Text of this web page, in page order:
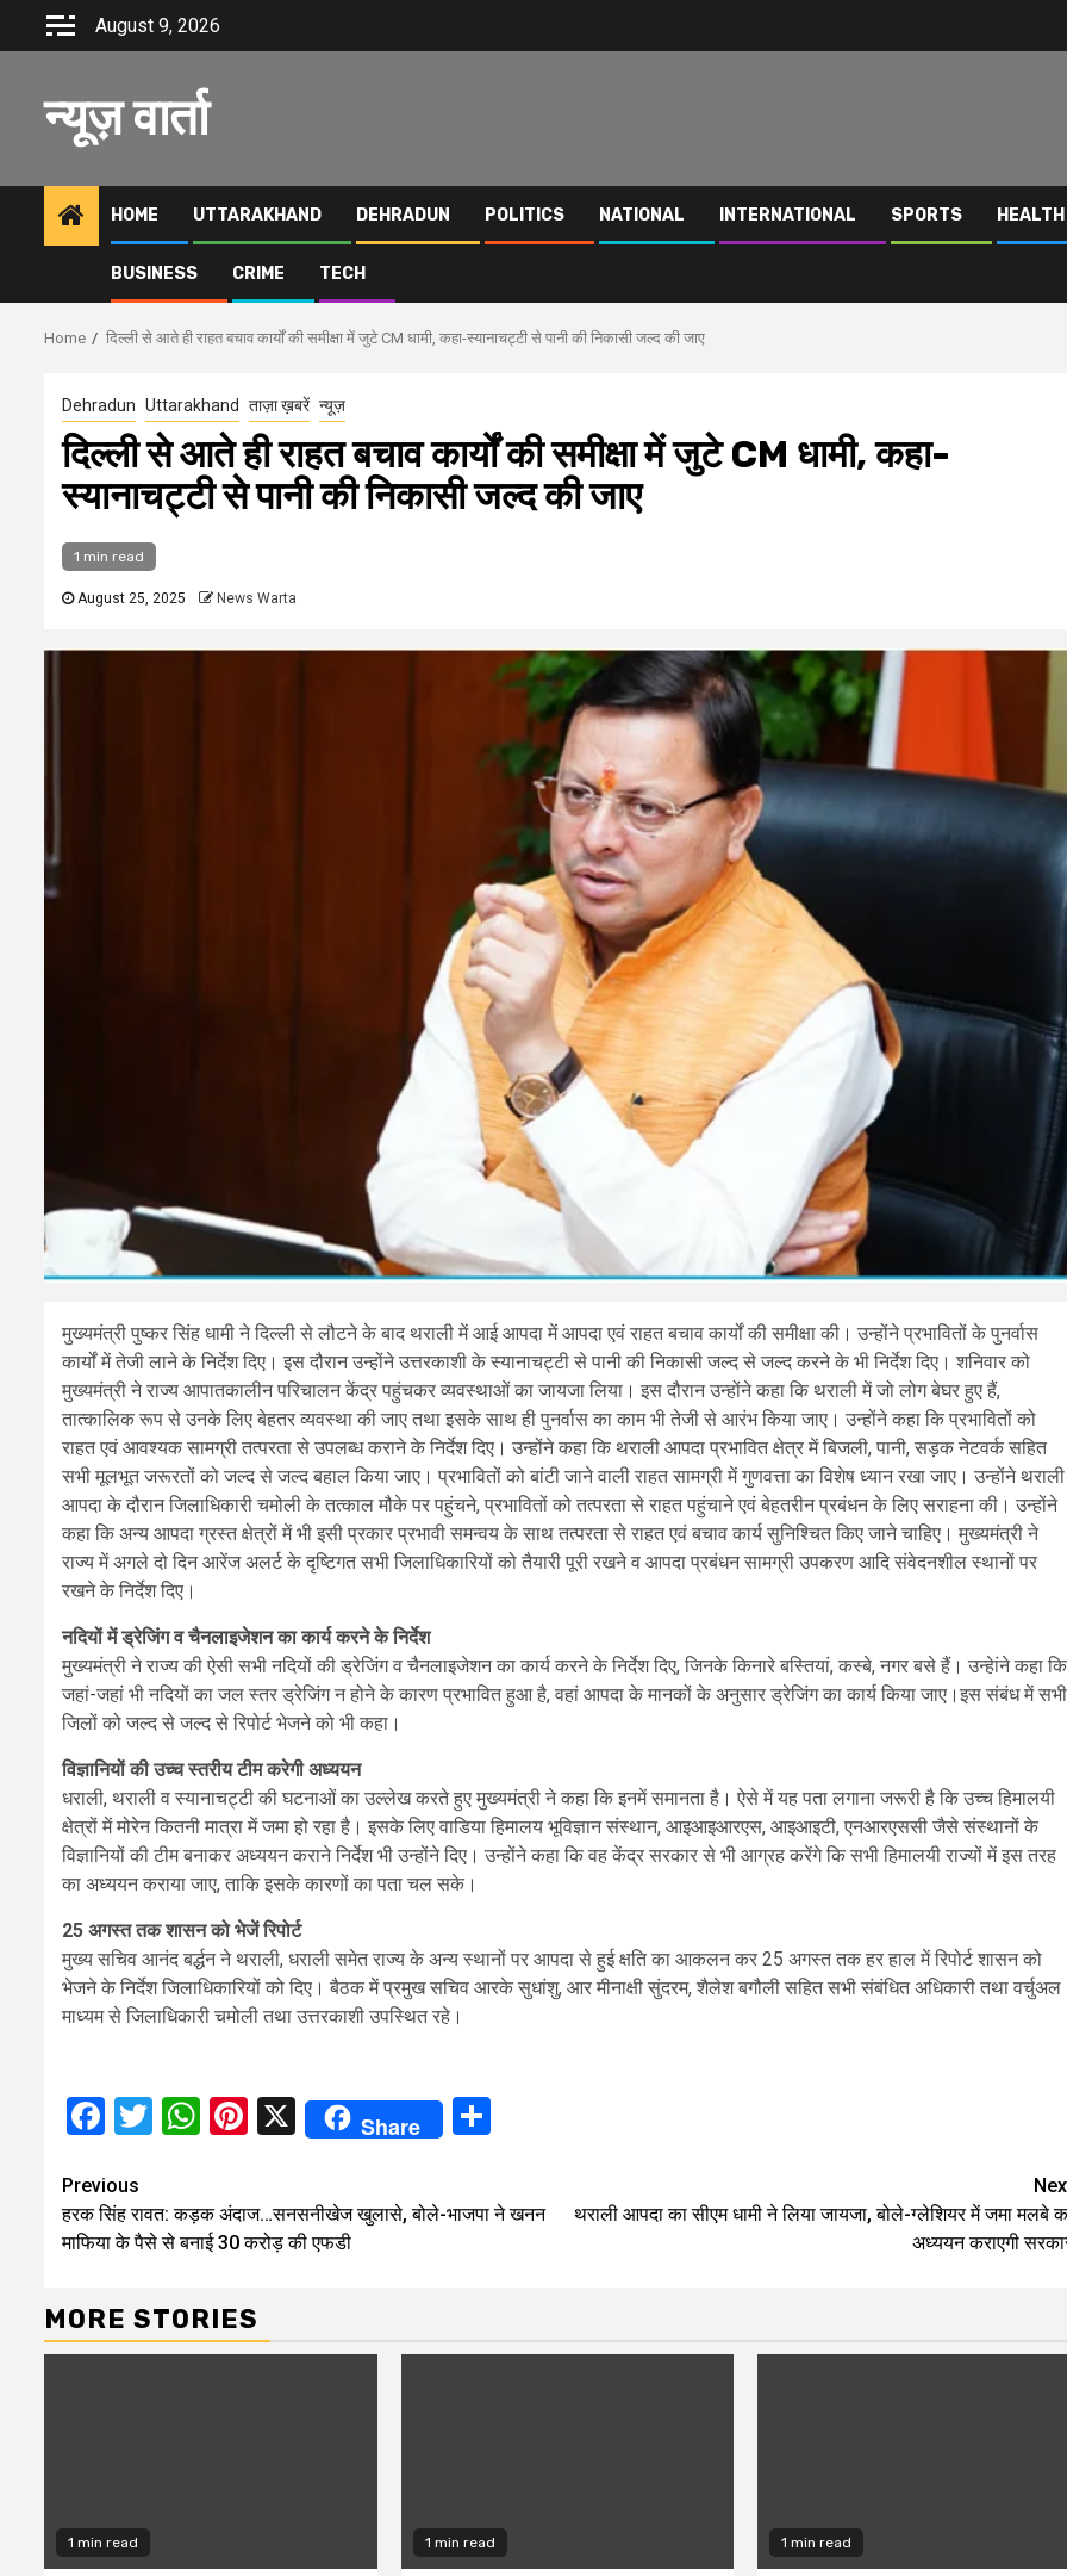
August 9, 2026
न्यूज़ वार्ता
HOME UTTARAKHAND DEHRADUN POLITICS NATIONAL INTERNATIONAL SPORTS HEALTH
BUSINESS CRIME TECH
Home दिल्ली से आते ही राहत बचाव कार्यों की समीक्षा में जुटे CM धामी, कहा-स्यानाचट्टी से पानी की निकासी जल्द की जाए
Dehradun Uttarakhand ताज़ा ख़बरें न्यूज़
दिल्ली से आते ही राहत बचाव कार्यों की समीक्षा में जुटे CM धामी, कहा-
स्यानाचट्टी से पानी की निकासी जल्द की जाए
1 min read
August 25, 2025 News Warta
मुख्यमंत्री पुष्कर सिंह धामी ने दिल्ली से लौटने के बाद थराली में आई आपदा में आपदा एवं राहत बचाव कार्यों की समीक्षा की। उन्होंने प्रभावितों के पुनर्वास
कार्यों में तेजी लाने के निर्देश दिए। इस दौरान उन्होंने उत्तरकाशी के स्यानाचट्टी से पानी की निकासी जल्द से जल्द करने के भी निर्देश दिए। शनिवार को
मुख्यमंत्री ने राज्य आपातकालीन परिचालन केंद्र पहुंचकर व्यवस्थाओं का जायजा लिया। इस दौरान उन्होंने कहा कि थराली में जो लोग बेघर हुए हैं,
तात्कालिक रूप से उनके लिए बेहतर व्यवस्था की जाए तथा इसके साथ ही पुनर्वास का काम भी तेजी से आरंभ किया जाए। उन्होंने कहा कि प्रभावितों को
राहत एवं आवश्यक सामग्री तत्परता से उपलब्ध कराने के निर्देश दिए। उन्होंने कहा कि थराली आपदा प्रभावित क्षेत्र में बिजली, पानी, सड़क नेटवर्क सहित
सभी मूलभूत जरूरतों को जल्द से जल्द बहाल किया जाए। प्रभावितों को बांटी जाने वाली राहत सामग्री में गुणवत्ता का विशेष ध्यान रखा जाए। उन्होंने थराली
आपदा के दौरान जिलाधिकारी चमोली के तत्काल मौके पर पहुंचने, प्रभावितों को तत्परता से राहत पहुंचाने एवं बेहतरीन प्रबंधन के लिए सराहना की। उन्होंने
कहा कि अन्य आपदा ग्रस्त क्षेत्रों में भी इसी प्रकार प्रभावी समन्वय के साथ तत्परता से राहत एवं बचाव कार्य सुनिश्चित किए जाने चाहिए। मुख्यमंत्री ने
राज्य में अगले दो दिन आरेंज अलर्ट के दृष्टिगत सभी जिलाधिकारियों को तैयारी पूरी रखने व आपदा प्रबंधन सामग्री उपकरण आदि संवेदनशील स्थानों पर
रखने के निर्देश दिए।
नदियों में ड्रेजिंग व चैनलाइजेशन का कार्य करने के निर्देश
मुख्यमंत्री ने राज्य की ऐसी सभी नदियों की ड्रेजिंग व चैनलाइजेशन का कार्य करने के निर्देश दिए, जिनके किनारे बस्तियां, कस्बे, नगर बसे हैं। उन्हेांने कहा कि
जहां-जहां भी नदियों का जल स्तर ड्रेजिंग न होने के कारण प्रभावित हुआ है, वहां आपदा के मानकों के अनुसार ड्रेजिंग का कार्य किया जाए।इस संबंध में सभी
जिलों को जल्द से जल्द से रिपोर्ट भेजने को भी कहा।
विज्ञानियों की उच्च स्तरीय टीम करेगी अध्ययन
धराली, थराली व स्यानाचट्टी की घटनाओं का उल्लेख करते हुए मुख्यमंत्री ने कहा कि इनमें समानता है। ऐसे में यह पता लगाना जरूरी है कि उच्च हिमालयी
क्षेत्रों में मोरेन कितनी मात्रा में जमा हो रहा है। इसके लिए वाडिया हिमालय भूविज्ञान संस्थान, आइआइआरएस, आइआइटी, एनआरएससी जैसे संस्थानों के
विज्ञानियों की टीम बनाकर अध्ययन कराने निर्देश भी उन्होंने दिए। उन्होंने कहा कि वह केंद्र सरकार से भी आग्रह करेंगे कि सभी हिमालयी राज्यों में इस तरह
का अध्ययन कराया जाए, ताकि इसके कारणों का पता चल सके।
25 अगस्त तक शासन को भेजें रिपोर्ट
मुख्य सचिव आनंद बर्द्धन ने थराली, धराली समेत राज्य के अन्य स्थानों पर आपदा से हुई क्षति का आकलन कर 25 अगस्त तक हर हाल में रिपोर्ट शासन को
भेजने के निर्देश जिलाधिकारियों को दिए। बैठक में प्रमुख सचिव आरके सुधांशु, आर मीनाक्षी सुंदरम, शैलेश बगौली सहित सभी संबंधित अधिकारी तथा वर्चुअल
माध्यम से जिलाधिकारी चमोली तथा उत्तरकाशी उपस्थित रहे।
Facebook
Twitter
WhatsApp
Pinterest
X Share
Continue
Reading
Previous
हरक सिंह रावत: कड़क अंदाज…सनसनीखेज खुलासे, बोले-भाजपा ने खनन
माफिया के पैसे से बनाई 30 करोड़ की एफडी
थराली आपदा का सीएम धामी ने लिया जायजा, बोले-ग्लेशियर में जमा मलबे
अध्ययन कराएगी
MORE STORIES
1 min read 1 min read 1 min read